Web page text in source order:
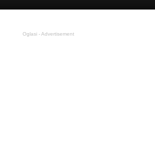
Oglasi - Advertisement